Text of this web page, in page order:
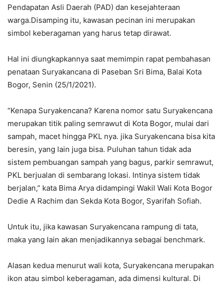
Pendapatan Asli Daerah (PAD) dan kesejahteraan
warga.Disamping itu, kawasan pecinan ini merupakan
simbol keberagaman yang harus tetap dirawat.
Hal ini diungkapkannya saat memimpin rapat pembahasan
penataan Suryakancana di Paseban Sri Bima, Balai Kota
Bogor, Senin (25/1/2021).
“Kenapa Suryakencana? Karena nomor satu Suryakencana
merupakan titik paling semrawut di Kota Bogor, mulai dari
sampah, macet hingga PKL nya. jika Suryakencana bisa kita
beresin, yang lain juga bisa. Puluhan tahun tidak ada
sistem pembuangan sampah yang bagus, parkir semrawut,
PKL berjualan di sembarang lokasi. Intinya sistem tidak
berjalan,” kata Bima Arya didampingi Wakil Wali Kota Bogor
Dedie A Rachim dan Sekda Kota Bogor, Syarifah Sofiah.
Untuk itu, jika kawasan Suryakencana rampung di tata,
maka yang lain akan menjadikannya sebagai benchmark.
Alasan kedua menurut wali kota, Suryakencana merupakan
ikon atau simbol keberagaman, ada dimensi kultural. Di